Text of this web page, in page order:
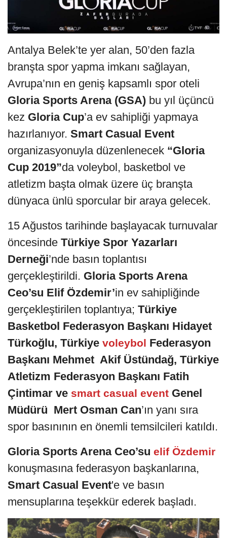
Antalya Belek’te yer alan, 50’den fazla
branşta spor yapma imkanı sağlayan,
Avrupa’nın en geniş kapsamlı spor oteli
Gloria Sports Arena (GSA) bu yıl üçüncü
kez Gloria Cup’a ev sahipliği yapmaya
hazırlanıyor. Smart Casual Event
organizasyonuyla düzenlenecek “Gloria
Cup 2019”da voleybol, basketbol ve
atletizm başta olmak üzere üç branşta
dünyaca ünlü sporcular bir araya gelecek.
15 Ağustos tarihinde başlayacak turnuvalar
öncesinde Türkiye Spor Yazarları
Derneği’nde basın toplantısı
gerçekleştirildi. Gloria Sports Arena
Ceo’su Elif Özdemir’in ev sahipliğinde
gerçekleştirilen toplantıya; Türkiye
Basketbol Federasyon Başkanı Hidayet
Türkoğlu, Türkiye voleybol Federasyon
Başkanı Mehmet Akif Üstündağ, Türkiye
Atletizm Federasyon Başkanı Fatih
Çintimar ve smart casual event Genel
Müdürü Mert Osman Can’ın yanı sıra
spor basınının en önemli temsilcileri katıldı.
Gloria Sports Arena Ceo’su elif Özdemir
konuşmasına federasyon başkanlarına,
Smart Casual Event'e ve basın
mensuplarına teşekkür ederek başladı.